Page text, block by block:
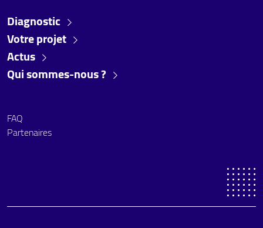
Diagnostic
Votre projet
Actus
Qui sommes-nous ?
FAQ
Partenaires